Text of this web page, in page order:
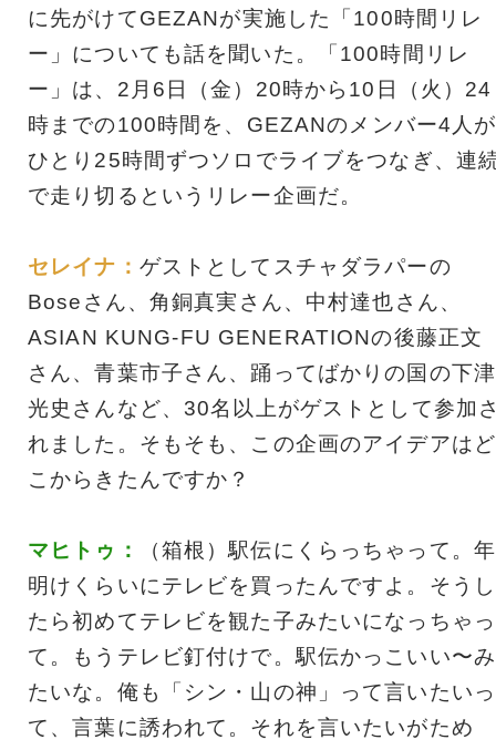
に先がけてGEZANが実施した「100時間リレ
ー」についても話を聞いた。「100時間リレ
ー」は、2月6日（金）20時から10日（火）24
時までの100時間を、GEZANのメンバー4人が
ひとり25時間ずつソロでライブをつなぎ、連
で走り切るというリレー企画だ。
セレイナ： ゲストとしてスチャダラパーの
Boseさん、角銅真実さん、中村達也さん、
ASIAN KUNG-FU GENERATIONの後藤正文
さん、青葉市子さん、踊ってばかりの国の下津
光史さんなど、30名以上がゲストとして参加
れました。そもそも、この企画のアイデアはど
こからきたんですか？
マヒトゥ：
（箱根）駅伝にくらっちゃって。年
明けくらいにテレビを買ったんですよ。そうし
たら初めてテレビを観た子みたいになっちゃっ
て。もうテレビ釘付けで。駅伝かっこいい〜み
たいな。俺も「シン・山の神」って言いたいっ
て、言葉に誘われて。それを言いたいがため